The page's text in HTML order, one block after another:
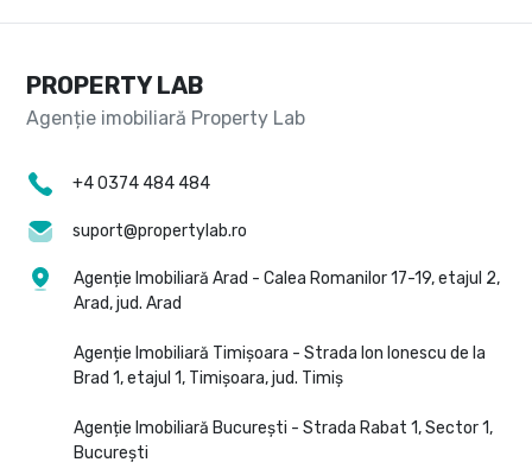
PROPERTY LAB
+4 0374 484 484
suport@propertylab.ro
Agenție Imobiliară Arad - Calea Romanilor 17-19, etajul 2,
Arad, jud. Arad
Agenție Imobiliară Timișoara - Strada Ion Ionescu de la
Brad 1, etajul 1, Timișoara, jud. Timiș
Agenție Imobiliară București - Strada Rabat 1, Sector 1,
București